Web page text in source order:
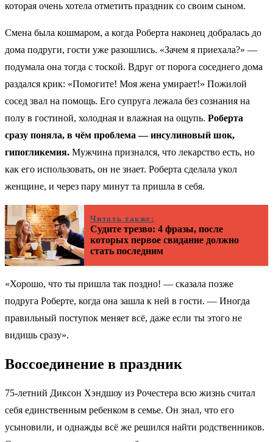
которая очень хотела отметить праздник со своим сыном.
Смена была кошмаром, а когда Роберта наконец добралась до
дома подруги, гости уже разошлись. «Зачем я приехала?» —
подумала она тогда с тоской. Вдруг от порога соседнего дома
раздался крик: «Помогите! Моя жена умирает!» Пожилой
сосед звал на помощь. Его супруга лежала без сознания на
полу в гостиной, холодная и влажная на ощупь. Роберта
сразу поняла, в чём проблема — инсулиновый шок,
гипогликемия. Мужчина признался, что лекарство есть, но
как его использовать, он не знает. Роберта сделала укол
женщине, и через пару минут та пришла в себя.
Читать также:
Судите трезво: 4 фразы, после
которых первое свидание должно
стать последним
«Хорошо, что ты пришла так поздно! — сказала позже
подруга Роберте, когда она зашла к ней в гости. — Иногда
правильный поступок меняет всё, даже если ты этого не
видишь сразу».
Воссоединение в праздник
75-летний Диксон Хэндшоу из Рочестера всю жизнь считал
себя единственным ребенком в семье. Он знал, что его
усыновили, и однажды всё же решился найти родственников.